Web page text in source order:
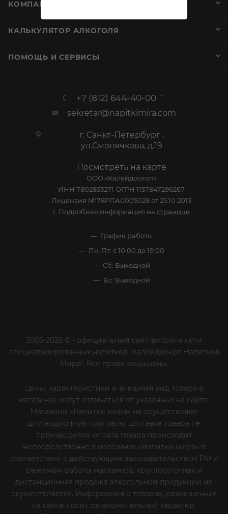
КОМПАНИЯ
КАЛЬКУЛЯТОР АЛКОГОЛЯ
ПОМОЩЬ И СЕРВИСЫ
+7 (812) 644-40-00
sekretar@napitkimira.com
г. Санкт-Петербург ,
ул.Смолячкова, д.19
Посмотреть на карте
ООО «Калейдоскоп»
ИНН 7802833271 ОГРН 1137847296267
Лицензия №78РПА0005028 от 25.10.2013
г. Подробная информация на странице
График работы
Пн-Пт: с 10:00 до 19:00
Сб: Выходной
Вс: Выходной
2005-2026 © - официальный сайт-витрина сети
специализированных напитков "Калейдоскоп Напитков
Мира". Все права защищены.
Цены, характеристики и внешний вид товара в
магазинах могут отличаться от указанных на сайте.
Магазины «Напитки мира» не осуществляют
дистанционную торговлю, доставка товара не
производится, оплата товара происходит
непосредственно в магазинах «Напитки мира» в
соответствии с действующим законодательством РФ и
режимом работы магазинов, круглосуточная и
дистанционная продажа алкогольной продукции не
осуществляется. Информация о товарах, размещенная
на сайте носит ознакомительный характер,